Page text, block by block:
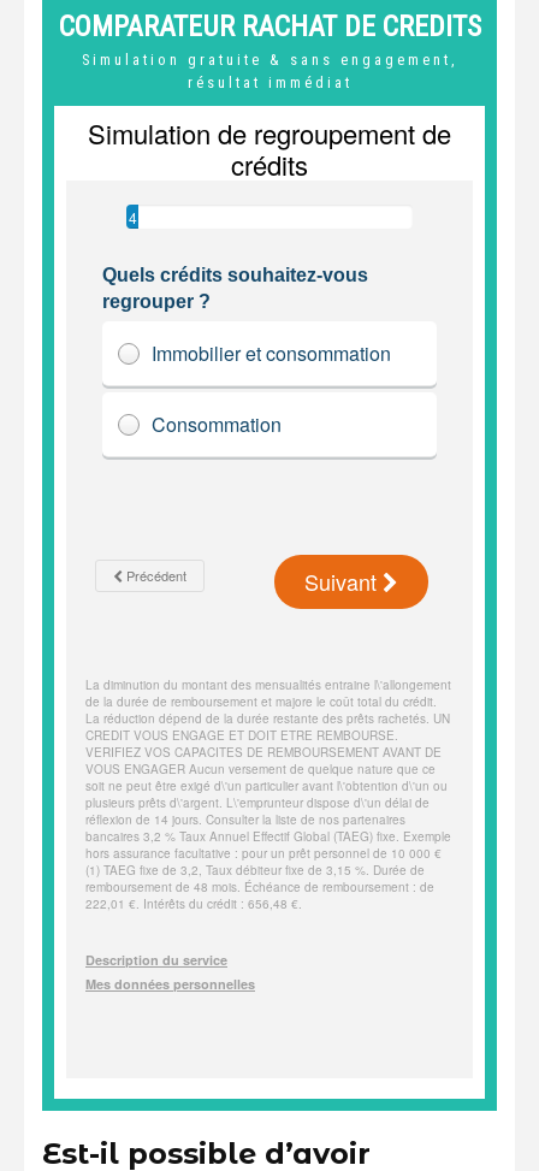
COMPARATEUR RACHAT DE CREDITS
Simulation gratuite & sans engagement,
résultat immédiat
Est-il possible d’avoir